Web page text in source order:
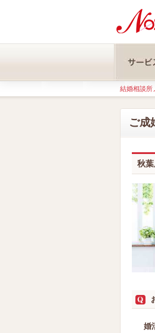
結婚相談所
ご成
秋
婚